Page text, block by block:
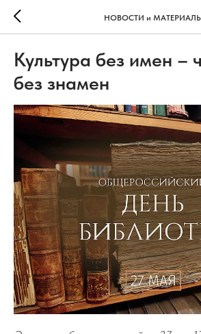
НОВОСТИ и
Культура без имен –
без знамен